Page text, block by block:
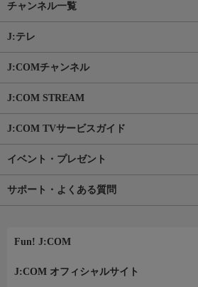
チャンネル一覧
J:テレ
J:COMチャンネル
J:COM STREAM
J:COM TVサービスガイド
イベント・プレゼント
サポート・よくある質問
Fun! J:COM
J:COM オフィシャルサイト